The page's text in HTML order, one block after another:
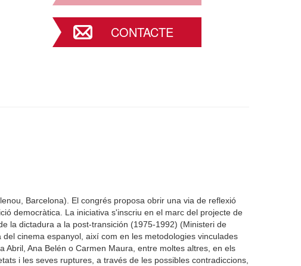
CONTACTE
Barcelona). El congrés proposa obrir una via de reflexió
democràtica. La iniciativa s'inscriu en el marc del projecte de
la dictadura a la post-transición (1975-1992) (Ministeri de
cinema espanyol, així com en les metodologies vinculades
Ana Belén o Carmen Maura, entre moltes altres, en els
i les seves ruptures, a través de les possibles contradiccions,